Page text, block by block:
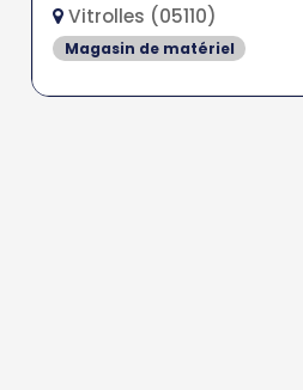
Vitrolles (05110)
Magasin de matériel